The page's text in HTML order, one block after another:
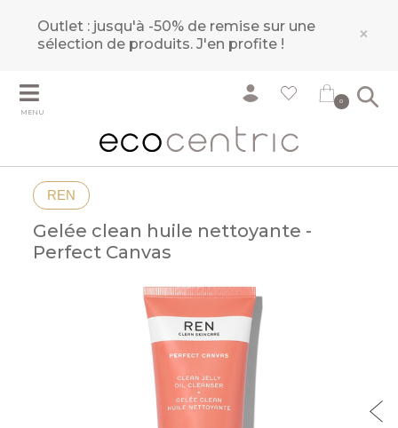
Outlet : jusqu'à -50% de remise sur une
sélection de produits.J'en profite ! ×
MENU
0
REN
Gelée clean huile nettoyante -
Perfect Canvas